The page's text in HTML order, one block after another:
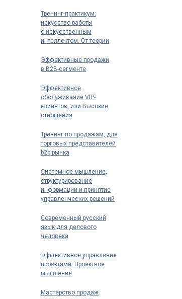
Тренинг-практикум:
искусство работы
с искусственным
интеллектом. От теории
использовать ИИ для
повышения
Эффективные продажи
в B2B-сегменте
Эффективное
обслуживание VIP-
клиентов, или Высокие
отношения
Тренинг по продажам, для
торговых представителей
b2b рынка
Системное мышление,
структурирование
информации и принятие
управленческих решений
Современный русский
язык для делового
человека
Эффективное управление
проектами. Проектное
мышление
Мастерство продаж